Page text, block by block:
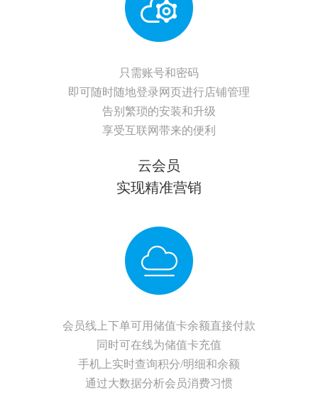
只需账号和密码
即可随时随地登录网页进行店铺管理
告别繁琐的安装和升级
享受互联网带来的便利
云会员
实现精准营销
会员线上下单可用储值卡余额直接付款
同时可在线为储值卡充值
手机上实时查询积分/明细和余额
通过大数据分析会员消费习惯